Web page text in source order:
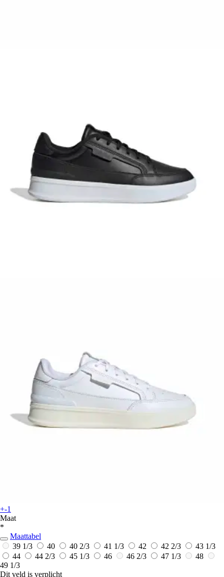
+-1
Maat
*
Maattabel
39 1/3
40 40 2/3 41 1/3 42 42 2/3
43 1/3
44
44 2/3 45 1/3 46 46 2/3 47 1/3
48
49 1/3
Dit veld is verplicht